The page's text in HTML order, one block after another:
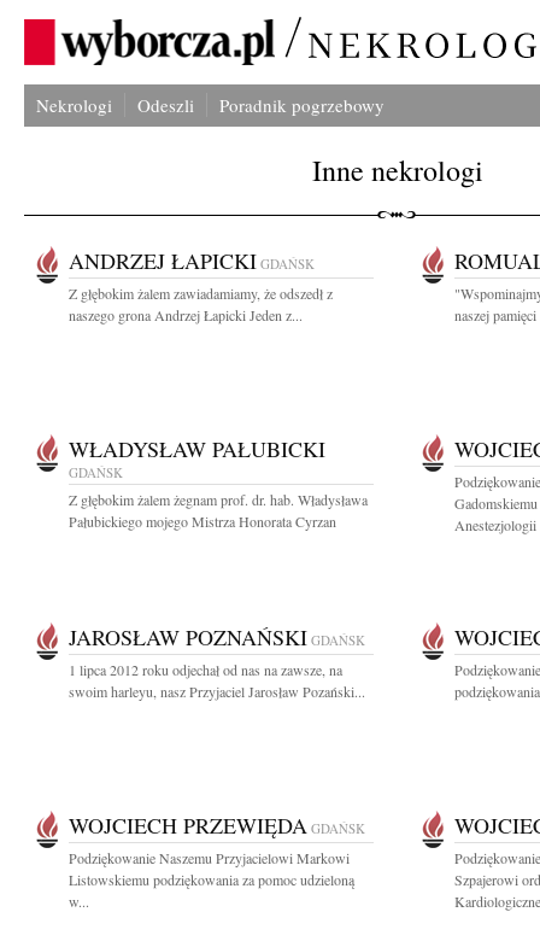
Nekrologi Odeszli Poradnik pogrzebowy
Inne nekrologi
ANDRZEJ ŁAPICKI GDAŃSK
Z głębokim żalem zawiadamiamy, że odszedł z
naszego grona Andrzej Łapicki Jeden z...
naszej
WŁADYSŁAW PAŁUBICKI
GDAŃSK
Z głębokim żalem żegnam prof. dr. hab. Władysława
Pałubickiego mojego Mistrza Honorata Cyrzan
Anestezjologii
JAROSŁAW POZNAŃSKI GDAŃSK
1 lipca 2012 roku odjechał od nas na zawsze, na
swoim harleyu, nasz Przyjaciel Jarosław Pozański...
WOJCIECH PRZEWIĘDA GDAŃSK
Podziękowanie Naszemu Przyjacielowi Markowi
Listowskiemu podziękowania za pomoc udzieloną
w...
Szpajerowi